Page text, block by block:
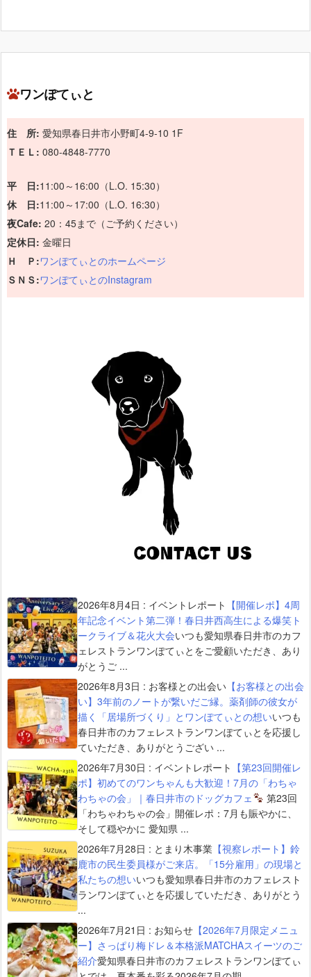
ワンぽてぃと
住 所: 愛知県春日井市小野町4-9-10 1F
ＴＥＬ: 080-4848-7770
平 日:11:00～16:00（L.O. 15:30）
休 日:11:00～17:00（L.O. 16:30）
夜Cafe: 20：45まで（ご予約ください）
定休日: 金曜日
Ｈ Ｐ:ワンぽてぃとのホームページ
ＳＮＳ:ワンぽてぃとのInstagram
2026年8月4日 : イベントレポート 【開催レポ】4周
年記念イベント第二弾！春日井西高生による爆笑ト
ークライブ＆花火大会いつも愛知県春日井市のカフ
ェレストランワンぽてぃとをご愛顧いただき、あり
がとうご ...
2026年8月3日 : お客様との出会い 【お客様との出会
い】3年前のノートが繋いだご縁。薬剤師の彼女が
描く「居場所づくり」とワンぽてぃとの想いいつも
春日井市のカフェレストランワンぽてぃとを応援し
ていただき、ありがとうござい ...
2026年7月30日 : イベントレポート 【第23回開催レ
ポ】初めてのワンちゃんも大歓迎！7月の「わちゃ
わちゃの会」｜春日井市のドッグカフェ
第23回
「わちゃわちゃの会」開催レポ：7月も賑やかに、
そして穏やかに 愛知県 ...
2026年7月28日 : とまり木事業 【視察レポート】鈴
鹿市の民生委員様がご来店。「15分雇用」の現場と
私たちの想いいつも愛知県春日井市のカフェレスト
ランワンぽてぃとを応援していただき、ありがとう
...
2026年7月21日 : お知らせ 【2026年7月限定メニュ
ー】さっぱり梅ドレ＆本格派MATCHAスイーツのご
紹介愛知県春日井市のカフェレストランワンぽてぃ